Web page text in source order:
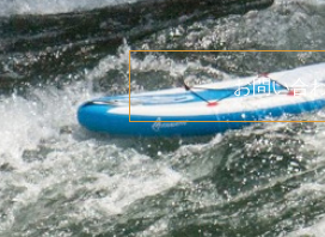
お問い合